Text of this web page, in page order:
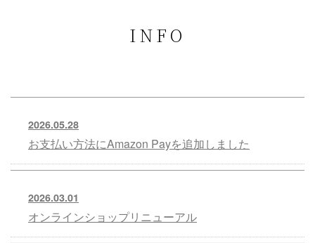
INFO
2026.05.28
お支払い方法にAmazon Payを追加しました
2026.03.01
オンラインショップリニューアル